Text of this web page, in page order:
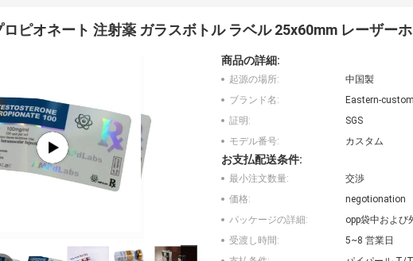
ロピオネート 注射薬 ガラスボトル ラベル 25x60mm レーザー
商品の詳細:
起源の場所:
中国製
ブランド名:
Eastern-custom
証明:
SGS
モデル番号:
カスタム
お支払配送条件:
最小注文数量:
交渉
価格:
negotionation
パッケージの詳細:
opp袋中および
受渡し時間:
5~8 営業日